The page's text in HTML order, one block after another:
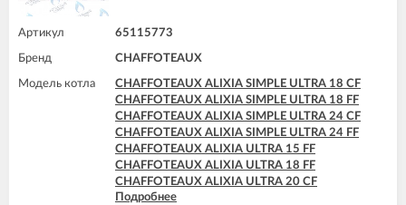
Артикул 65115773
Бренд CHAFFOTEAUX
Модель котла
CHAFFOTEAUX ALIXIA SIMPLE ULTRA 18 CF
CHAFFOTEAUX ALIXIA SIMPLE ULTRA 18 FF
CHAFFOTEAUX ALIXIA SIMPLE ULTRA 24 CF
CHAFFOTEAUX ALIXIA SIMPLE ULTRA 24 FF
CHAFFOTEAUX ALIXIA ULTRA 15 FF
CHAFFOTEAUX ALIXIA ULTRA 18 FF
CHAFFOTEAUX ALIXIA ULTRA 20 CF
CHAFFOTEAUX ALIXIA ULTRA 20 FF
Подробнее